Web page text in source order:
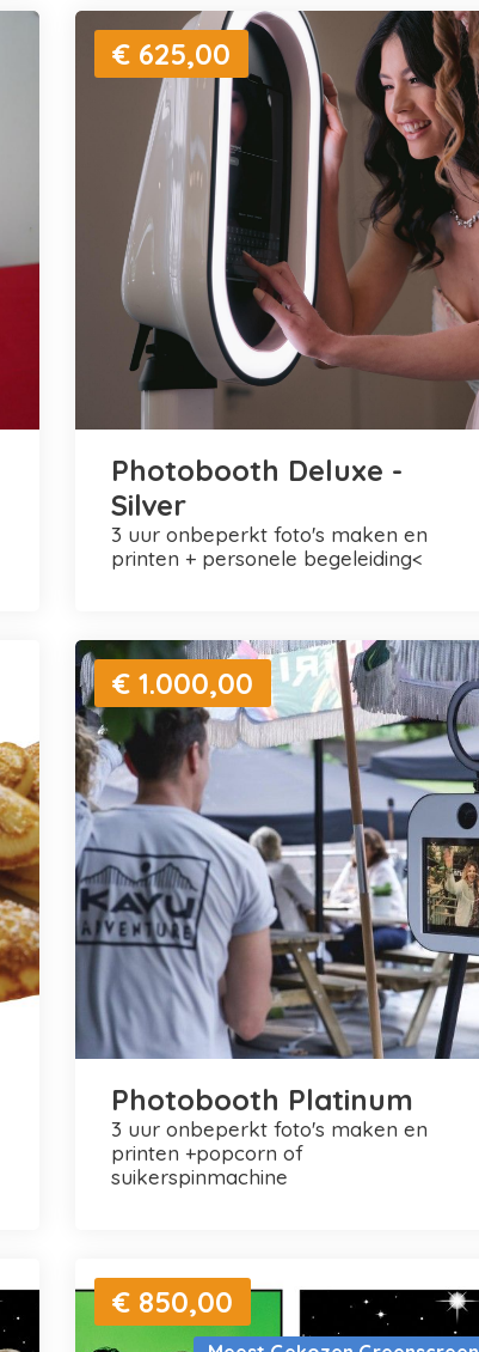
€ 625,00
Photobooth Deluxe -
Silver
3 uur onbeperkt foto's maken en
printen + personele begeleiding<
€ 1.000,00
Photobooth Platinum
3 uur onbeperkt foto's maken en
printen +popcorn of
suikerspinmachine
€ 850,00